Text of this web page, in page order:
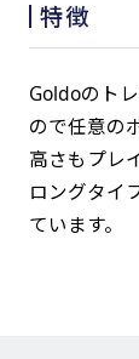
特徴
Goldoのト
ので任意の
高さもプレ
ロングタイ
ています。